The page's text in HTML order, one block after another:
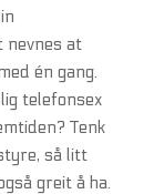
nevnes at
én gang.
telefonsex
Tenk
så litt
greit å ha.